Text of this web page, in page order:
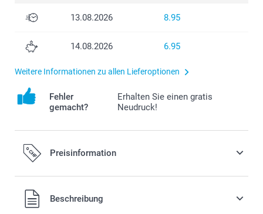
13.08.2026 8.95
14.08.2026 6.95
Weitere Informationen zu allen Lieferoptionen
Fehler
gemacht?
Erhalten Sie einen gratis
Neudruck!
Preisinformation
Alle Preise verstehen sich in Schweizer Franken (CHF) inkl.
MwSt. und zzgl. Versandkosten.
Beschreibung